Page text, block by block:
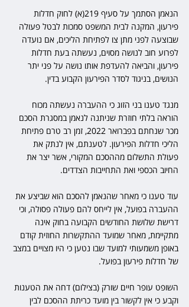
הנאמן הסתמך על סעיף 219(א) לחוק חדלות
פירעון, המקנה לבית המשפט סמכות לבטל פעולה
שבוצעה לפני מתן צו לפתיחת הליכים, אם נועדה
לפרוע חוב לנושה מסוים, נעשתה בעת חדלות
פירעון, והביאה להעדפת אותו נושה על פני יתר
הנושים, בניגוד לסדר הפירעון הקבוע בדין.
מנגד טענו בני הזוג כי ההעברה נעשתה מכוח
הוראה בלתי חוזרת שניתנה לנאמן במסגרת הסכם
מכר שנחתם בפברואר 2022, זמן רב טרם פתיחת
הליכי חדלות הפירעון. לטענתם, אין לנתק את
פעולת התשלום מההסכם המקורי, אשר יצר את
החיוב הכספי ואת התחייבות הצדדים.
עוד טענו כי מאחר שהנאמן להסכם הוא שביצע את
ההעברה בפועל, אין לייחס להם פעולה פסולה, וכי
דרישת שלושת החודשים הקבועה בחוק אינה
מתקיימת, מאחר שמועד ההתקשרות החוזית קודם
באופן משמעותי למועד שבו נטען כי היו מצויים במצב
של חדלות פירעון בפועל.
השופט עופר חיים שורק (בצילום) דחה את הטענות
וקבע כי אין לקשור בין מועד כריתת ההסכם לבין